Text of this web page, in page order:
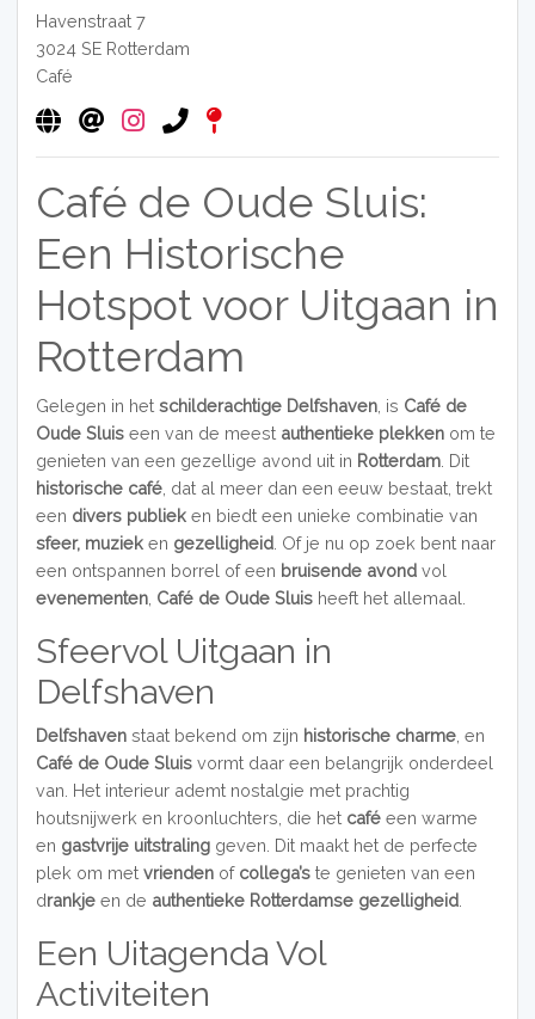
Havenstraat 7
3024 SE Rotterdam
Café
Café de Oude Sluis:
Een Historische
Hotspot voor Uitgaan in
Rotterdam
Gelegen in het schilderachtige Delfshaven, is Café de
Oude Sluiseen van de meest authentieke plekkenom te
genieten van een gezellige avond uit in Rotterdam. Dit
historische café, dat al meer dan een eeuw bestaat, trekt
een divers publiek en biedt een unieke combinatie van
sfeer, muziek en gezelligheid. Of je nu op zoek bent naar
een ontspannen borrel of een bruisende avondvol
evenementen, Café de Oude Sluisheeft het allemaal.
Sfeervol Uitgaan in
Delfshaven
Delfshaven staat bekend om zijn historische charme, en
Café de Oude Sluis vormt daar een belangrijk onderdeel
van. Het interieur ademt nostalgie met prachtig
houtsnijwerk en kroonluchters, die het caféeen warme
en gastvrije uitstraling geven. Dit maakt het de perfecte
plek om met vriendenof collega’s te genieten van een
drankje en de authentieke Rotterdamse gezelligheid.
Een Uitagenda Vol
Activiteiten